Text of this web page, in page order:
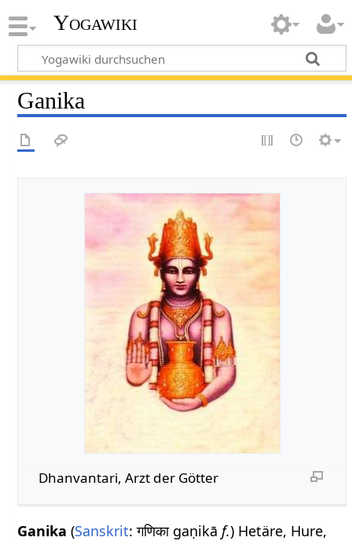
Yogawiki
Ganika
Dhanvantari, Arzt der Götter
Ganika (Sanskrit: गणिका gaṇikāf.) Hetäre, Hure,